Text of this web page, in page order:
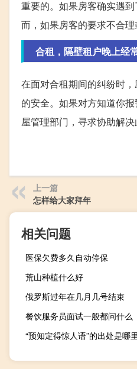
重要的。如果房客确实遇
而，如果房客的要求不合
合租，隔壁租户晚上经
在面对合租期间的纠纷时
的安全。如果对方知道你
屋管理部门，寻求协助解
上一篇
怎样给大家拜年
相关问题
医保欠费多久自动停保
荒山种植什么好
俄罗斯过年在几月几号结束
餐饮服务员面试一般都问什么
“预知定得惊人语”的出处是哪里